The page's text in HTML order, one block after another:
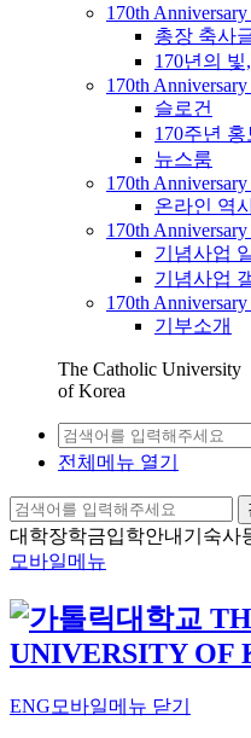
170th
총장 축사
170년의
170th
슬로건
170주년
뉴스룸
170th
온라인 역
170th Anniversary
기념사업
기념사업
170th
기부소개
The Catholic University
of Korea
전체메뉴 열기
대학장학금입학안내 기숙사
모바일메뉴
ENG 모바일메뉴 닫기